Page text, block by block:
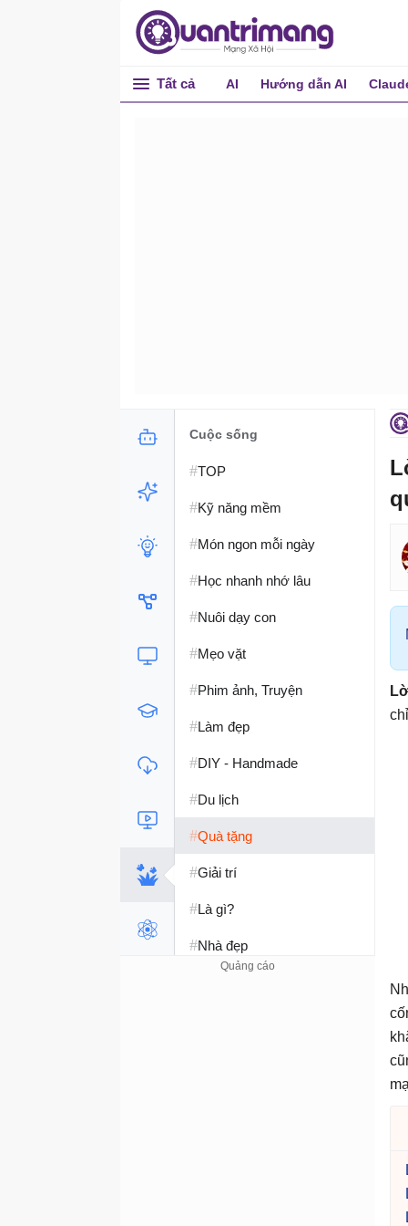
Tất cả AI Hướng dẫn AI
Cuộc sống
#TOP
#Kỹ năng mềm
#Món ngon mỗi ngày
#Học nhanh nhớ lâu
#Nuôi dạy con
#Mẹo vặt
#Phim ảnh, Truyện
#Làm đẹp
#DIY - Handmade
#Du lịch
#Quà tặng
#Giải trí
#Là gì?
#Nhà đẹp